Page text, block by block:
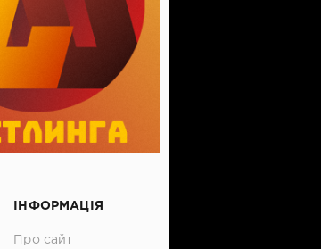
ІНФОРМАЦІЯ
Про сайт